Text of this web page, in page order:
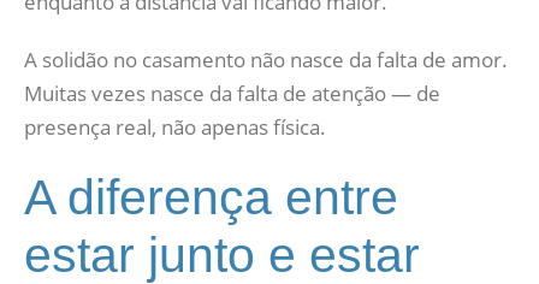
A solidão no casamento não nasce da falta de amor.
Muitas vezes nasce da falta de atenção — de
presença real, não apenas física.
A diferença entre
estar junto e estar